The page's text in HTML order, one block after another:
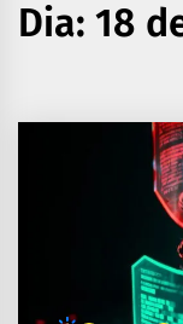
Dia:18